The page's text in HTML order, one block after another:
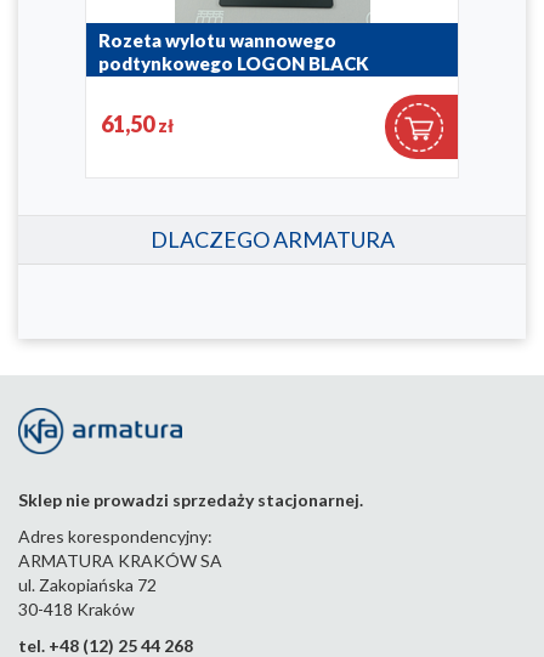
Rozeta wylotu wannowego
podtynkowego LOGON BLACK
61,50zł
DLACZEGO ARMATURA
Sklep nie prowadzi sprzedaży stacjonarnej.
Adres korespondencyjny:
ARMATURA KRAKÓW SA
ul. Zakopiańska 72
30-418 Kraków
tel. +48 (12) 25 44 268